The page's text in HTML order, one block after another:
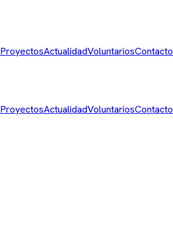
ProyectosActualidadVoluntariosContacto
ProyectosActualidadVoluntariosContacto